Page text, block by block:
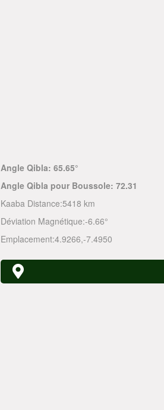
Angle Qibla: 65.65°
Angle Qibla pour Boussole: 72.31
Kaaba Distance:5418 km
Déviation Magnétique:-6.66°
Emplacement:4.9266,-7.4950